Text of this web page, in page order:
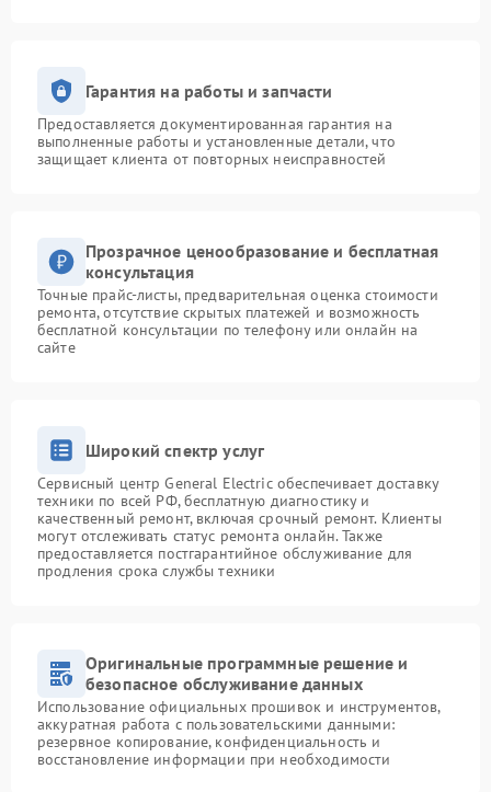
Гарантия на работы и запчасти
Предоставляется документированная гарантия на
выполненные работы и установленные детали, что
защищает клиента от повторных неисправностей
Прозрачное ценообразование и бесплатная
консультация
Точные прайс-листы, предварительная оценка стоимости
ремонта, отсутствие скрытых платежей и возможность
бесплатной консультации по телефону или онлайн на
сайте
Широкий спектр услуг
Сервисный центр General Electric обеспечивает доставку
техники по всей РФ, бесплатную диагностику и
качественный ремонт, включая срочный ремонт. Клиенты
могут отслеживать статус ремонта онлайн. Также
предоставляется постгарантийное обслуживание для
продления срока службы техники
Оригинальные программные решение и
безопасное обслуживание данных
Использование официальных прошивок и инструментов,
аккуратная работа с пользовательскими данными:
резервное копирование, конфиденциальность и
восстановление информации при необходимости